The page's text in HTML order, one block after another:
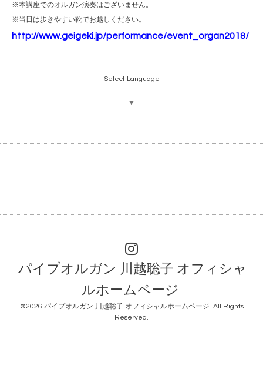
※本講座でのオルガン演奏はございません。
※当日は歩きやすい靴でお越しください。
http://www.geigeki.jp/performance/event_organ2018/
Select Language
▼
パイプオルガン 川越聡子 オフィシャ
ルホームページ
©2026 パイプオルガン 川越聡子 オフィシャルホームページ. All Rights
Reserved.